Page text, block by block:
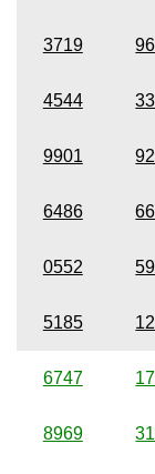
3719
4544
9901
6486
0552
5185
6747
8969